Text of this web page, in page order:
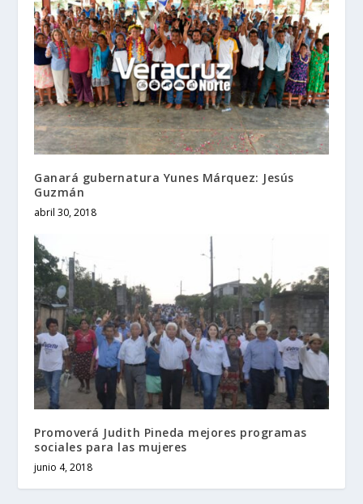
Ganará gubernatura Yunes Márquez: Jesús
Guzmán
abril 30, 2018
Promoverá Judith Pineda mejores programas
sociales para las mujeres
junio 4, 2018